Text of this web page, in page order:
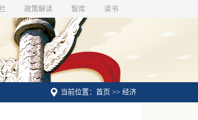
政策解读 智库 读书
当前位置：首页 >> 经济